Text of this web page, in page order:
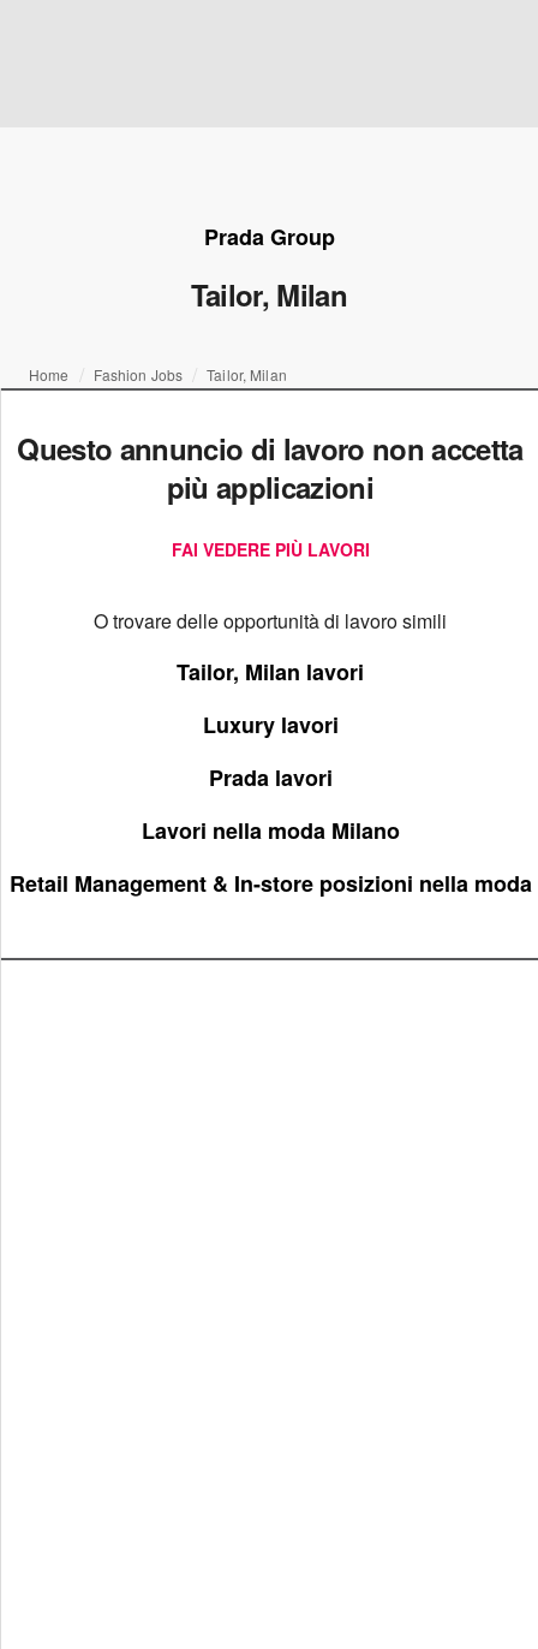
Prada Group
Tailor, Milan
Home Fashion Jobs Tailor, Milan
Questo annuncio di lavoro non accetta
più applicazioni
FAI VEDERE PIÙ LAVORI
O trovare delle opportunità di lavoro simili
Tailor, Milan lavori
Luxury lavori
Prada lavori
Lavori nella moda Milano
Retail Management & In-store posizioni nella moda